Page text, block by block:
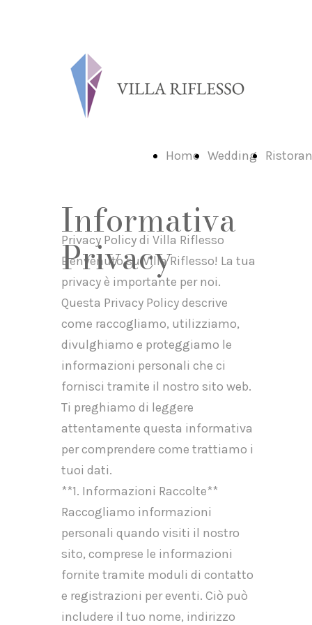
Home Wedding
Informativa
Privacy
Privacy Policy di Villa Riflesso
Benvenuto su Villa Riflesso! La tua
privacy è importante per noi.
Questa Privacy Policy descrive
come raccogliamo, utilizziamo,
divulghiamo e proteggiamo le
informazioni personali che ci
fornisci tramite il nostro sito web.
Ti preghiamo di leggere
attentamente questa informativa
per comprendere come trattiamo i
tuoi dati.
**1. Informazioni Raccolte**
Raccogliamo informazioni
personali quando visiti il nostro
sito, comprese le informazioni
fornite tramite moduli di contatto
e registrazioni per eventi. Ciò può
includere il tuo nome, indirizzo